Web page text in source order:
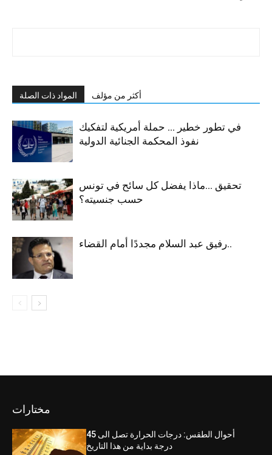
المواد ذات الصلة أكثر من مؤلف
في تطور خطير … حملة أمريكية لتفكيك
نفوذ المحكمة الجنائية الدولية
تحقيق …ماذا يفضل كل سائح في تونس
حسب جنسيته؟
رفيق عبد السلام مجددًا أمام القضاء..
مختارات
أحوال الطقس: درجات الحرارة تصل الى 45
درجة بداية من هذا التاريخ